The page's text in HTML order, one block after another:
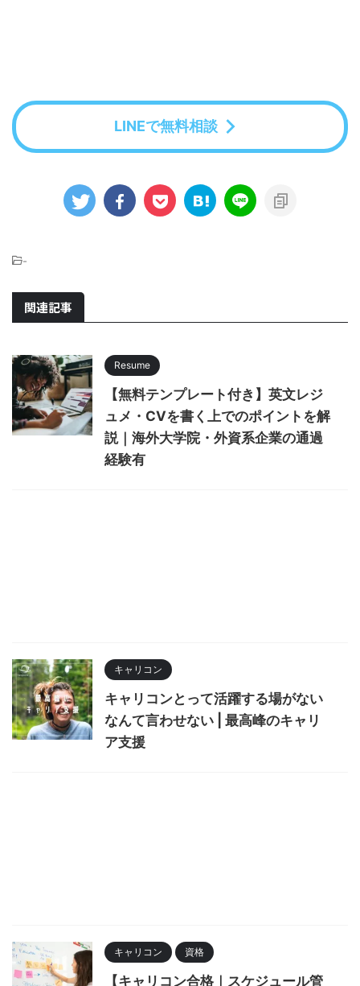
LINEで無料相談
-
関連記事
Resume
【無料テンプレート付き】英文レジ
ュメ・CVを書く上でのポイントを解
説｜海外大学院・外資系企業の通過
経験有
キャリコン
キャリコンとって活躍する場がない
なんて言わせない | 最高峰のキャリ
ア支援
キャリコン 資格
【キャリコン合格｜スケジュール管